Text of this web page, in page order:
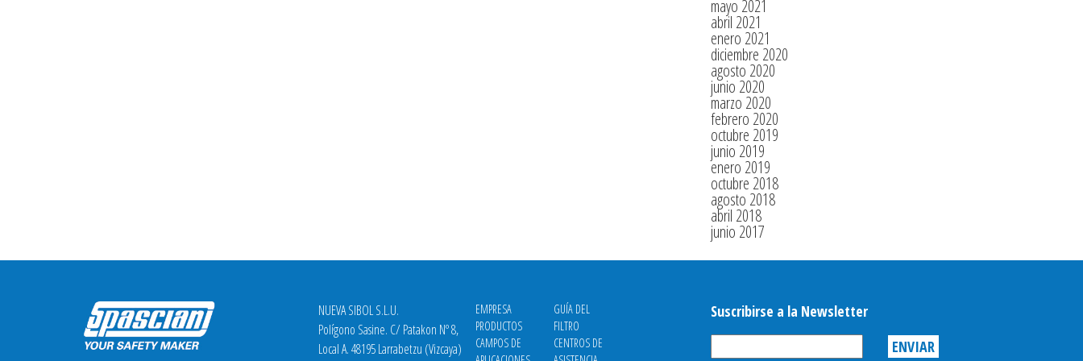
mayo 2021
abril 2021
enero 2021
diciembre 2020
agosto 2020
junio 2020
marzo 2020
febrero 2020
octubre 2019
junio 2019
enero 2019
octubre 2018
agosto 2018
abril 2018
junio 2017
NUEVA SIBOL S.L.U.
Polígono Sasine. C/ Patakon Nº 8,
Local A. 48195 Larrabetzu (Vizcaya)
EMPRESA
PRODUCTOS
CAMPOS DE
GUÍA DEL
FILTRO
CENTROS DE
Suscribirse a la Newsletter